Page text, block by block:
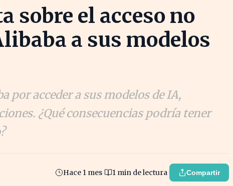
sobre el acceso no
a sus modelos
por acceder a sus modelos de IA,
¿Qué consecuencias podría tener
Hace 1 mes 1 min de lectura Compartir